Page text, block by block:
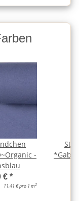
-
€ *
11,41 € pro 1 m2